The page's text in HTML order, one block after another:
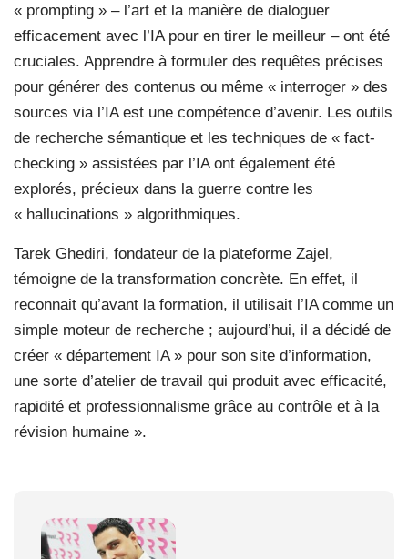
« prompting » – l’art et la manière de dialoguer
efficacement avec l’IA pour en tirer le meilleur – ont été
cruciales. Apprendre à formuler des requêtes précises
pour générer des contenus ou même « interroger » des
sources via l’IA est une compétence d’avenir. Les outils
de recherche sémantique et les techniques de « fact-
checking » assistées par l’IA ont également été
explorés, précieux dans la guerre contre les
« hallucinations » algorithmiques.
Tarek Ghediri, fondateur de la plateforme Zajel,
témoigne de la transformation concrète. En effet, il
reconnait qu’avant la formation, il utilisait l’IA comme un
simple moteur de recherche ; aujourd’hui, il a décidé de
créer « département IA » pour son site d’information,
une sorte d’atelier de travail qui produit avec efficacité,
rapidité et professionnalisme grâce au contrôle et à la
révision humaine ».